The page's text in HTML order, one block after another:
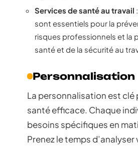
Services de santé au travail
sont essentiels pour la
risques professionnels et la
santé et de la sécurité au
Personnalisation
La personnalisation est clé
santé efficace. Chaque
besoins spécifiques en
Prenez le temps d’analyser